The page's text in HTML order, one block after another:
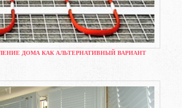
ДОМА КАК АЛЬТЕРНАТИВНЫЙ ВАРИАНТ